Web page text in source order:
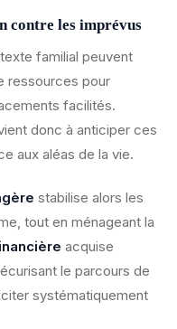
contre les imprévus
familial peuvent
ressources pour
facilités.
donc à anticiper ces
aux aléas de la vie.
stabilise alors les
tout en ménageant la
acquise
le parcours de
systématiquement